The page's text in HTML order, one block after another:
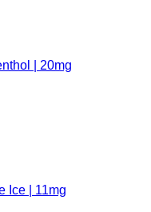
| 20mg
Ice | 11mg